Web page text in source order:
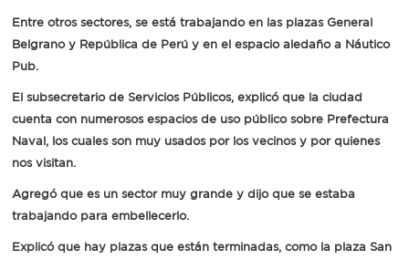
Entre otros sectores, se está trabajando en las plazas General
Belgrano y República de Perú y en el espacio aledaño a Náutico
Pub.
El subsecretario de Servicios Públicos, explicó que la ciudad
cuenta con numerosos espacios de uso público sobre Prefectura
Naval, los cuales son muy usados por los vecinos y por quienes
nos visitan.
Agregó que es un sector muy grande y dijo que se estaba
trabajando para embellecerlo.
Explicó que hay plazas que están terminadas, como la plaza San